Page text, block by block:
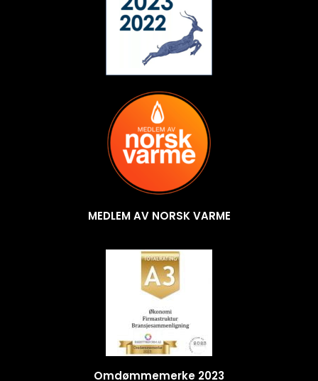
MEDLEM AV NORSK VARME
Omdømmemerke 2023